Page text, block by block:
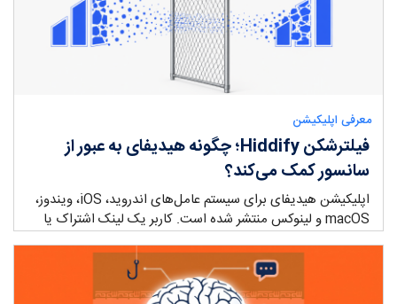
معرفی اپلیکیشن
فیلترشکن Hiddify؛ چگونه هیدیفای به عبور از
سانسور کمک می‌کند؟
اپلیکیشن هیدیفای برای سیستم عامل‌های اندروید، iOS، ویندوز،
macOS و لینوکس منتشر شده است. کاربر یک لینک اشتراک یا
کانفیگ …